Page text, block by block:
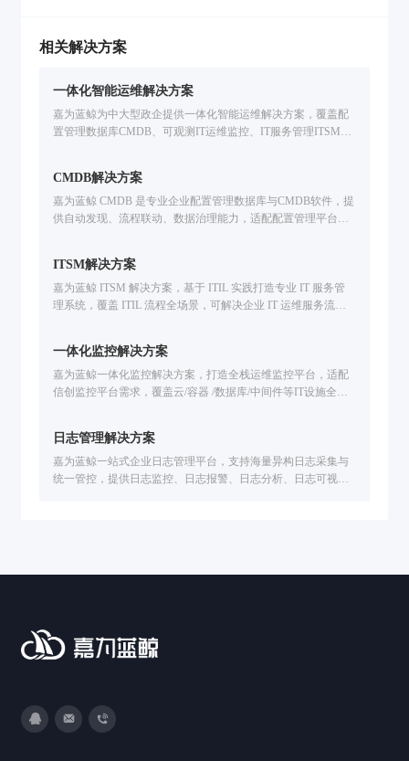
服务与技术支持的影响。
相关解决方案
一体化智能运维解决方案
嘉为蓝鲸为中大型政企提供一体化智能运维解决方案，覆盖配
置管理数据库CMDB、可观测IT运维监控、IT服务管理ITSM、
产信创环境，提升运维效率。免费申请方案演示。
CMDB解决方案
嘉为蓝鲸 CMDB 是专业企业配置管理数据库与CMDB软件，提
供自动发现、流程联动、数据治理能力，适配配置管理平台需
ITSM解决方案
嘉为蓝鲸 ITSM 解决方案，基于 ITIL 实践打造专业 IT 服务管
理系统，覆盖 ITIL 流程全场景，可解决企业 IT 运维服务流程
一体化监控解决方案
嘉为蓝鲸一体化监控解决方案，打造全栈运维监控平台，适配
信创监控平台需求，覆盖云/容器 /数据库/中间件等IT设施全场
务中信建投、广州公交、福田汽车等企业，助力提升运维效
率，保障业务稳定运行。
日志管理解决方案
嘉为蓝鲸一站式企业日志管理平台，支持海量异构日志采集与
统一管控，提供日志监控、日志报警、日志分析、日志可视化